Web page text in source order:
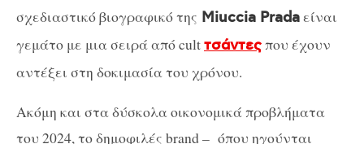
σχεδιαστικό βιογραφικό της Miuccia Pradaείναι
γεμάτο με μια σειρά από cultτσάντεςπου έχουν
αντέξει στη δοκιμασία του χρόνου.
Ακόμη και στα δύσκολα οικονομικά προβλήματα
του 2024, το δημοφιλές brand – όπου ηγούνται